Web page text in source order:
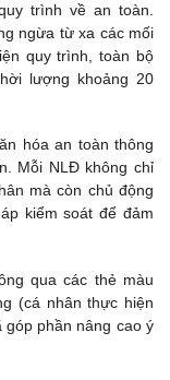
trình về an toàn.
ngừa từ xa các mối
quy trình, toàn bộ
lượng khoảng 20
hóa an toàn thông
Mỗi NLĐ không chỉ
mà còn chủ động
kiểm soát để đảm
qua các thẻ màu
(cá nhân thực hiện
phần nâng cao ý